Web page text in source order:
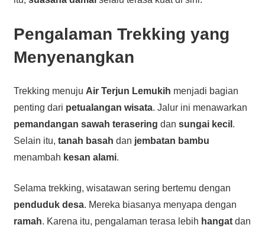
Pengalaman Trekking yang
Menyenangkan
Trekking menuju Air Terjun Lemukih menjadi bagian
penting dari petualangan wisata. Jalur ini menawarkan
pemandangan sawah terasering dan sungai kecil .
Selain itu, tanah basah dan jembatan bambu
menambah kesan alami.
Selama trekking, wisatawan sering bertemu dengan
penduduk desa. Mereka biasanya menyapa dengan
ramah. Karena itu, pengalaman terasa lebih hangatdan